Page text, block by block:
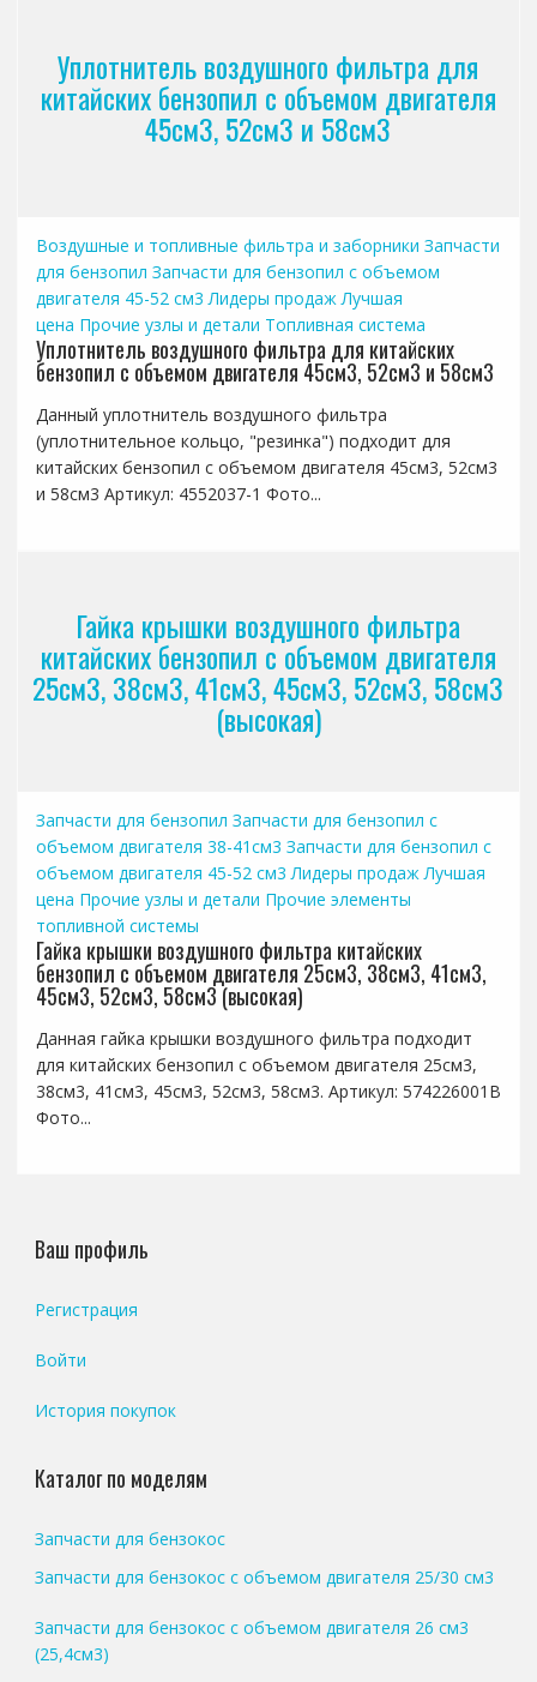
Уплотнитель воздушного фильтра для
китайских бензопил с объемом двигателя
45см3, 52см3 и 58см3
Воздушные и топливные фильтра и заборники Запчасти
для бензопил Запчасти для бензопил с объемом
двигателя 45-52 см3 Лидеры продаж Лучшая
цена Прочие узлы и детали Топливная система
Уплотнитель воздушного фильтра для китайских
бензопил с объемом двигателя 45см3, 52см3 и 58см3
Данный уплотнитель воздушного фильтра
(уплотнительное кольцо, "резинка") подходит для
китайских бензопил с объемом двигателя 45см3, 52см3
и 58см3 Артикул: 4552037-1 Фото...
Гайка крышки воздушного фильтра
китайских бензопил с объемом двигателя
25см3, 38см3, 41см3, 45см3, 52см3, 58см3
(высокая)
Запчасти для бензопил Запчасти для бензопил с
объемом двигателя 38-41см3 Запчасти для бензопил с
объемом двигателя 45-52 см3 Лидеры продаж Лучшая
цена Прочие узлы и детали Прочие элементы
топливной системы
Гайка крышки воздушного фильтра китайских
бензопил с объемом двигателя 25см3, 38см3, 41см3,
45см3, 52см3, 58см3 (высокая)
Данная гайка крышки воздушного фильтра подходит
для китайских бензопил с объемом двигателя 25см3,
38см3, 41см3, 45см3, 52см3, 58см3. Артикул: 574226001B
Фото...
Ваш профиль
Регистрация
Войти
История покупок
Каталог по моделям
Запчасти для бензокос
Запчасти для бензокос с объемом двигателя 25/30 см3
Запчасти для бензокос с объемом двигателя 26 см3
(25,4см3)